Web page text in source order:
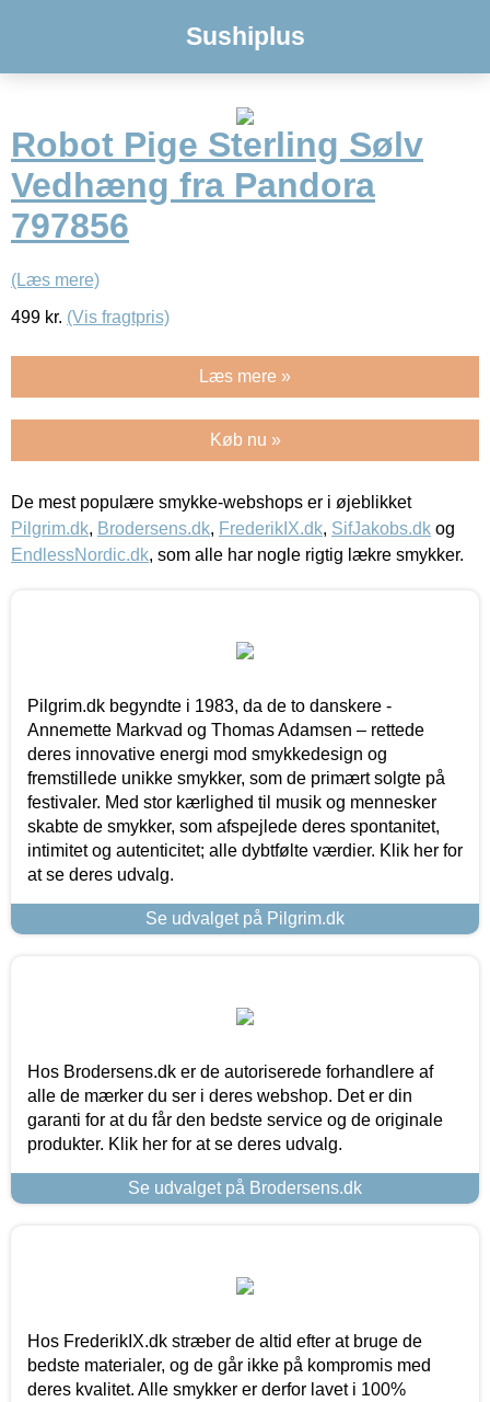
Sushiplus
Robot Pige Sterling Sølv
Vedhæng fra Pandora
797856
(Læs mere)
499 kr. (Vis fragtpris)
Læs mere »
Køb nu »
De mest populære smykke-webshops er i øjeblikket
Pilgrim.dk, Brodersens.dk, FrederikIX.dk, SifJakobs.dk og
EndlessNordic.dk, som alle har nogle rigtig lækre smykker.
Pilgrim.dk begyndte i 1983, da de to danskere -
Annemette Markvad og Thomas Adamsen – rettede
deres innovative energi mod smykkedesign og
fremstillede unikke smykker, som de primært solgte på
festivaler. Med stor kærlighed til musik og mennesker
skabte de smykker, som afspejlede deres spontanitet,
intimitet og autenticitet; alle dybtfølte værdier. Klik her for
at se deres udvalg.
Se udvalget på Pilgrim.dk
Hos Brodersens.dk er de autoriserede forhandlere af
alle de mærker du ser i deres webshop. Det er din
garanti for at du får den bedste service og de originale
produkter. Klik her for at se deres udvalg.
Se udvalget på Brodersens.dk
Hos FrederikIX.dk stræber de altid efter at bruge de
bedste materialer, og de går ikke på kompromis med
deres kvalitet. Alle smykker er derfor lavet i 100%